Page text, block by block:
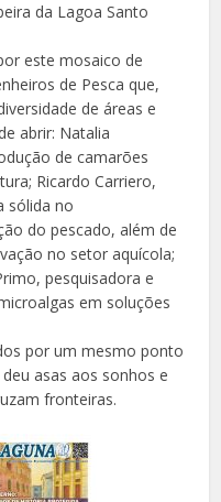
da Lagoa Santo
este mosaico de
de Pesca que,
de áreas e
abrir: Natalia
de camarões
Ricardo Carriero,
sólida no
do pescado, além de
no setor aquícola;
pesquisadora e
em soluções
por um mesmo ponto
asas aos sonhos e
fronteiras.